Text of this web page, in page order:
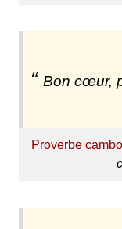
Bon cœur,
Proverbe